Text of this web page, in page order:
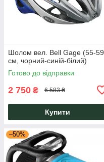
Шолом вел. Bell Gage (55-59
см, чорний-синій-білий)
Готово до відправки
2 750 ₴ 6 583 ₴
Купити
–50%